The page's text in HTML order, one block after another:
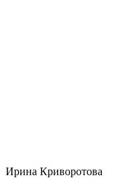
Ирина Криворотова